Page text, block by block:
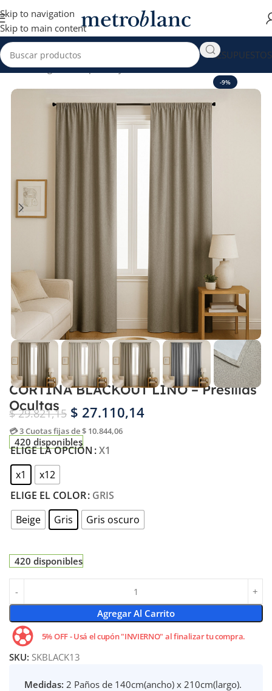
Skip to navigation
Skip to main content
PRESUPUESTOS
Inicio Hogar venta por Mayor Cortinas
-9%
CORTINA BLACKOUT LINO – Presillas
Ocultas
$29.821,15 $ 27.110,14
💳 3 Cuotas fijas de $ 10.844,06
420 disponibles
ELIGE LA OPCIÓN X1
x1
x12
ELIGE EL COLOR GRIS
Beige
Gris Gris oscuro
420 disponibles
Agregar Al Carrito
5% OFF - Usá el cupón "INVIERNO" al finalizar tu compra.
SKU: SKBLACK13
Medidas: 2 Paños de 140cm(ancho) x 210cm(largo).